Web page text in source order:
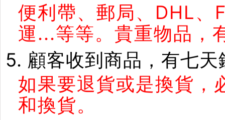
便利帶、郵局、DHL、
運...等等。貴重物品，
5. 顧客收到商品，有七
如果要退貨或是換貨，
和換貨。